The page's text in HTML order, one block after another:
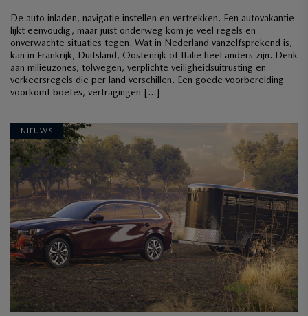
De auto inladen, navigatie instellen en vertrekken. Een autovakantie
lijkt eenvoudig, maar juist onderweg kom je veel regels en
onverwachte situaties tegen. Wat in Nederland vanzelfsprekend is,
kan in Frankrijk, Duitsland, Oostenrijk of Italië heel anders zijn. Denk
aan milieuzones, tolwegen, verplichte veiligheidsuitrusting en
verkeersregels die per land verschillen. Een goede voorbereiding
voorkomt boetes, vertragingen […]
NIEUWS